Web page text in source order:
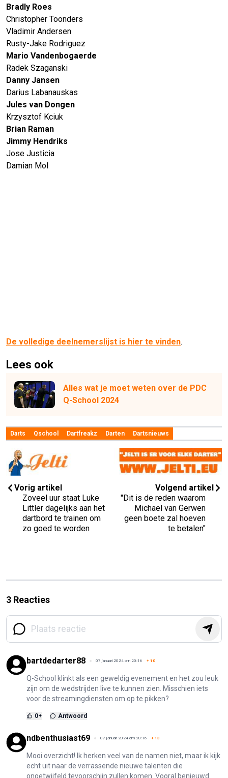
Bradly Roes
Christopher Toonders
Vladimir Andersen
Rusty-Jake Rodriguez
Mario Vandenbogaerde
Radek Szaganski
Danny Jansen
Darius Labanauskas
Jules van Dongen
Krzysztof Kciuk
Brian Raman
Jimmy Hendriks
Jose Justicia
Damian Mol
De volledige deelnemerslijst is hier te vinden.
Lees ook
Alles wat je moet weten over de PDC
Q-School 2024
Darts Qschool Dartfreakz Darten Dartsnieuws
Vorig artikel
Zoveel uur staat Luke
Littler dagelijks aan het
dartbord te trainen om
zo goed te worden
Volgend artikel
"Dit is de reden waarom
Michael van Gerwen
geen boete zal hoeven
te betalen"
3 Reacties
bartdedarter88 07 januari 2024 om 20:16 + 10
Q-School klinkt als een geweldig evenement en het zou leuk
zijn om de wedstrijden live te kunnen zien. Misschien iets
voor de streamingdiensten om op te pikken?
0+ Antwoord
ndbenthusiast69 07 januari 2024 om 20:16 + 13
Mooi overzicht! Ik herken veel van de namen niet, maar ik kijk
echt uit naar de verrassende nieuwe talenten die
ongetwijfeld tevoorschijn zullen komen. Vooral benieuwd